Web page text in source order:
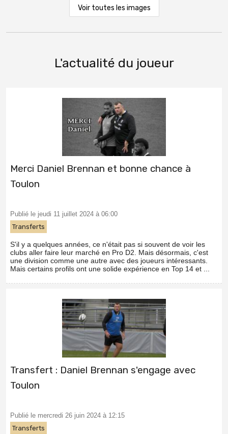
Voir toutes les images
L'actualité du joueur
Merci Daniel Brennan et bonne chance à
Toulon
Publié le jeudi 11 juillet 2024 à 06:00
Transferts
S'il y a quelques années, ce n'était pas si souvent de voir les
clubs aller faire leur marché en Pro D2. Mais désormais, c'est
une division comme une autre avec des joueurs intéressants.
Mais certains profils ont une solide expérience en Top 14 et ...
Transfert : Daniel Brennan s'engage avec
Toulon
Publié le mercredi 26 juin 2024 à 12:15
Transferts